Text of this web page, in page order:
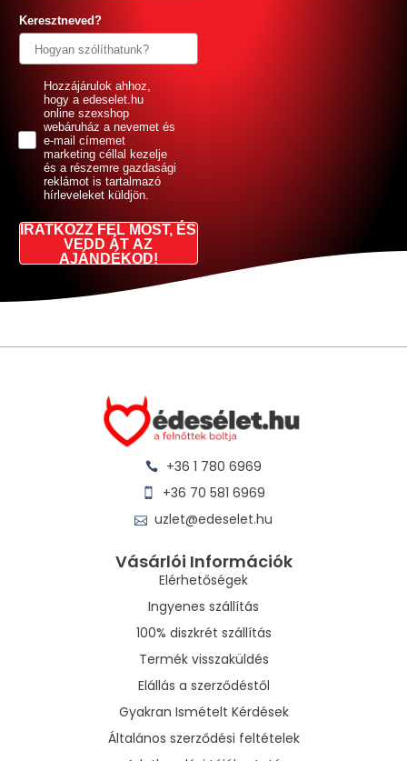
Keresztneved?
GDPRHozzájárulok ahhoz,
hogy a edeselet.hu
online szexshop
webáruház a nevemet és
e-mail címemet
marketing céllal kezelje
és a részemre gazdasági
reklámot is tartalmazó
hírleveleket küldjön.
IRATKOZZ FEL MOST, ÉS
VEDD ÁT AZ
AJÁNDÉKOD!
+36 1 780 6969
+36 70 581 6969
uzlet@edeselet.hu
Vásárlói Információk
Elérhetőségek
Ingyenes szállítás
100% diszkrét szállítás
Termék visszaküldés
Elállás a szerződéstől
Gyakran Ismételt Kérdések
Általános szerződési feltételek